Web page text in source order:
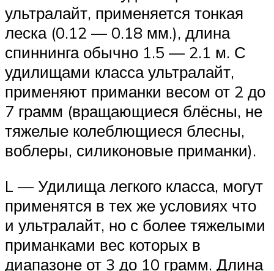
ультралайт, применяется тонкая
леска (0.12 — 0.18 мм.), длина
спиннинга обычно 1.5 — 2.1 м. С
удилищами класса ультралайт,
применяют приманки весом от 2 до
7 грамм (вращающиеся блёсны, не
тяжелые колеблющиеся блесны,
воблеры, силиконовые приманки).
L — Удилища легкого класса, могут
применятся в тех же условиях что
и ультралайт, но с более тяжелыми
приманками вес которых в
диапазоне от 3 до 10 грамм. Длина